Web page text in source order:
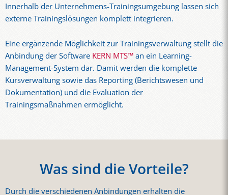
Innerhalb der Unternehmens-Trainingsumgebung lassen sich
externe Trainingslösungen komplett integrieren.
Eine ergänzende Möglichkeit zur Trainingsverwaltung stellt die
Anbindung der Software KERN MTS™an ein Learning-
Management-System dar. Damit werden die komplette
Kursverwaltung sowie das Reporting (Berichtswesen und
Dokumentation) und die Evaluation der
Trainingsmaßnahmen ermöglicht.
Was sind die Vorteile?
Durch die verschiedenen Anbindungen erhalten die